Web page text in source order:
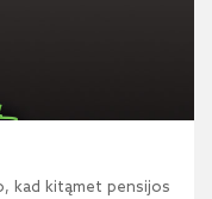
kad kitąmet pensijos